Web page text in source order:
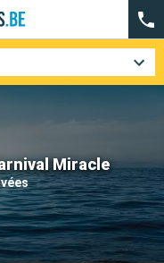
Miracle